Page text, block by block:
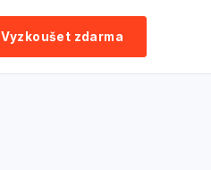
Vyzkoušet zdarma